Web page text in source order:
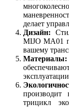
делает
Дизайн:
MIJO MA01
вашему
Материалы:
производит
трицикл